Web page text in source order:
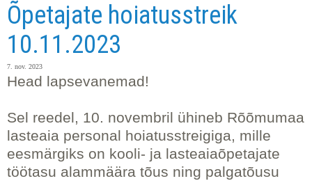
Õpetajate hoiatusstreik
10.11.2023
7. nov. 2023
Head lapsevanemad!
Sel reedel, 10. novembril ühineb Rõõmumaa
lasteaia personal hoiatusstreigiga, mille
eesmärgiks on kooli- ja lasteaiaõpetajate
töötasu alammäära tõus ning palgatõusu